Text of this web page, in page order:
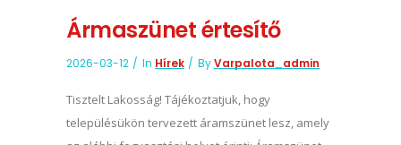
Ármaszünet értesítő
2026-03-12 In Hírek ByVarpalota_admin
Tisztelt Lakosság! Tájékoztatjuk, hogy
településükön tervezett áramszünet lesz, amely